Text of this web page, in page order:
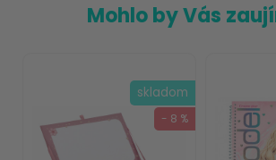
Mohlo by Vás
skladom
- 8 %